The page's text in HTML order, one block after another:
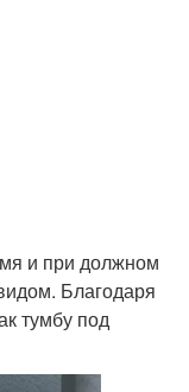
и при должном
Благодаря
тумбу под